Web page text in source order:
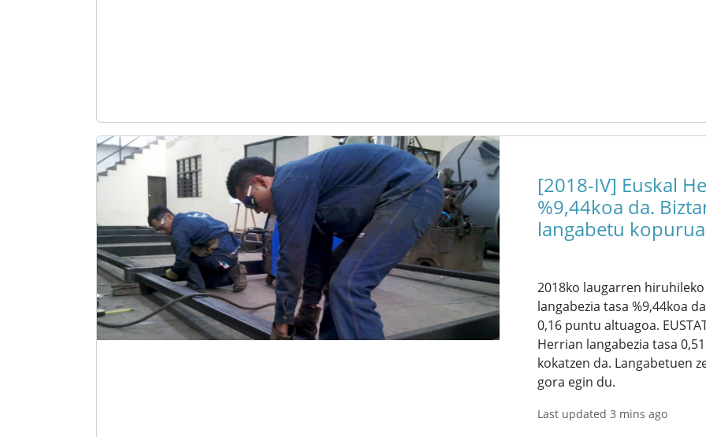
[2018-IV] Euskal
%9,44koa da.
langabetu
2018ko laugarren
langabezia tasa %9,44koa
0,16 puntu altuagoa.
Herrian langabezia tasa
kokatzen da. Langabetuen
gora egin du.
Last updated 3 mins ago